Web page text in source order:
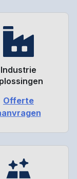
Industrie
Offerte